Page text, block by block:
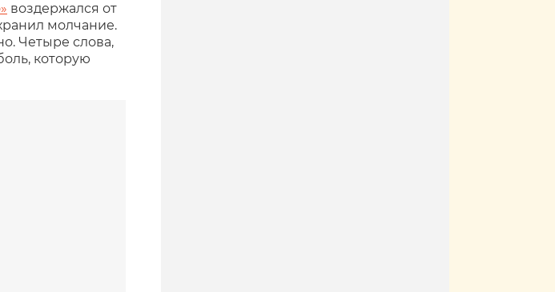
воздержался от
молчание.
Четыре слова,
которую